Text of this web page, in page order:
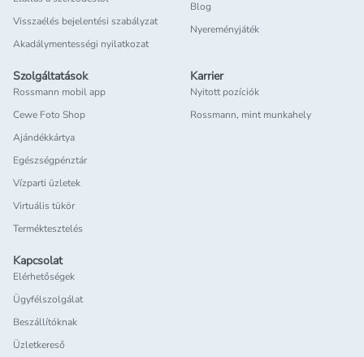
Visszaélés bejelentési szabályzat
Akadálymentességi nyilatkozat
Blog
Nyereményjáték
Szolgáltatások
Rossmann mobil app
Cewe Foto Shop
Ajándékkártya
Egészségpénztár
Vízparti üzletek
Virtuális tükör
Terméktesztelés
Karrier
Nyitott pozíciók
Rossmann, mint munkahely
Kapcsolat
Elérhetőségek
Ügyfélszolgálat
Beszállítóknak
Üzletkereső